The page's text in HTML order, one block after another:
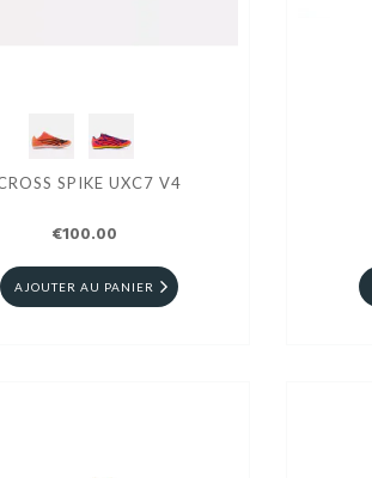
SPIKE UXC7 V4
€100.00
AJOUTER AU PANIER